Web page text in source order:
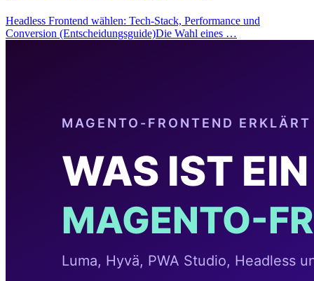
Headless Frontend wählen: Tech-Stack, Performance und
Conversion (Entscheidungsguide)Die Wahl eines …